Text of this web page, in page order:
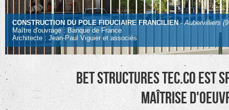
CONSTRUCTION DU POLE FIDUCIAIRE FRANCILIEN-Aubervilliers
Maître d'ouvrage : Banque de France
Architecte : Jean-Paul Viguier et associés
BET structures TEC.CO
maîtrise